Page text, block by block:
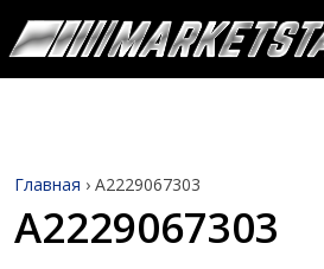
Главная › A2229067303
A2229067303